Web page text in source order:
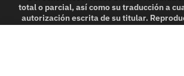
total o parcial, así como su traducción a
autorización escrita de su titular.